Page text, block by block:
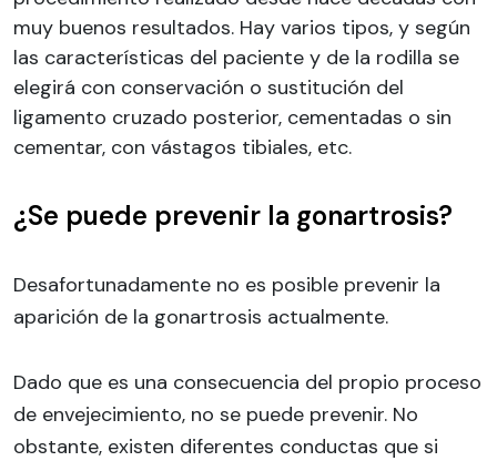
muy buenos resultados. Hay varios tipos, y según
las características del paciente y de la rodilla se
elegirá con conservación o sustitución del
ligamento cruzado posterior, cementadas o sin
cementar, con vástagos tibiales, etc.
¿Se puede prevenir la gonartrosis?
Desafortunadamente no es posible prevenir la
aparición de la gonartrosis actualmente.
Dado que es una consecuencia del propio proceso
de envejecimiento, no se puede prevenir. No
obstante, existen diferentes conductas que si